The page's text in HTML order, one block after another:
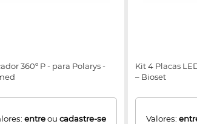
360º P - para Polarys -
entreou cadastre-se
Kit 4 Placas
– Bioset
Valores: